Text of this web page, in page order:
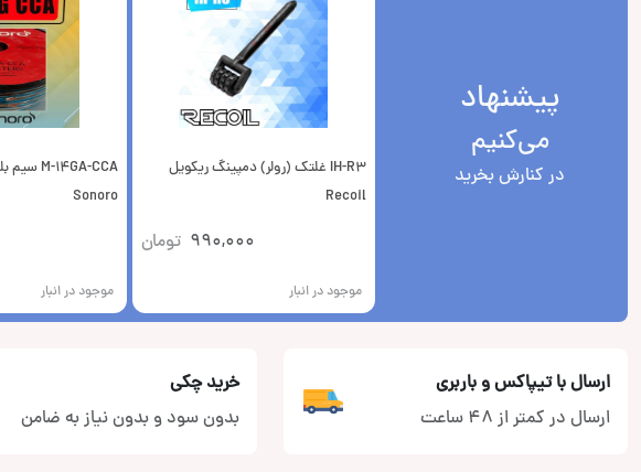
پیشنهاد
می‌کنیم
در کنارش بخرید
IH-R3 غلتک (رولر) دمپینگ ریکویل
Recoil
990,000 تومان
موجود در انبار
Sonoro
موجود در انبار
ارسال با تیپاکس و باربری
ارسال در کمتر از 48 ساعت
خرید چکی
بدون سود و بدون نیاز به ضامن